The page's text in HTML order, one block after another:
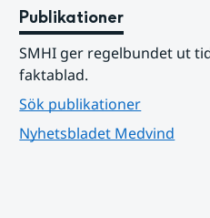
Publikationer
SMHI ger regelbundet ut
faktablad.
Sök publikationer
Nyhetsbladet Medvind